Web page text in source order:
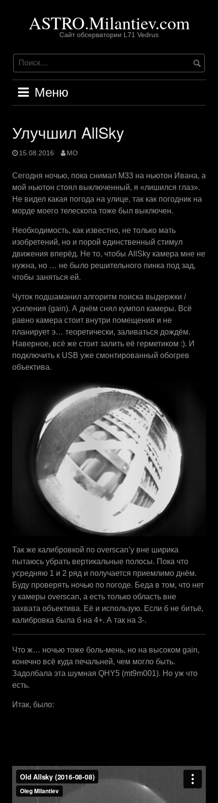
содержимомуASTRO.Milantiev.com
Сайт обсерватории L71 Vedrus
Меню
Улучшил AllSky
15.08.2016 MO
Сегодня ночью, пока снимал М33 на ньютон Ивана, а
мой ньютон стоял выключенный, я «лишился глаз».
Не видел какая погода на улице, так как погодник на
морде моего телескопа тоже был выключен.
Необходимость, как известно, не только мать
изобретений, но и порой единственный стимул
движения вперёд. Не то, чтобы AllSky камера мне не
нужна, но … не было решительного пинка под зад,
чтобы заняться ей.
Чуток подшаманил алгоритм поиска выдержки /
усиления (gain). А днём снял кумпол камеры. Всё
равно камера стоит внутри помещения и не
планирует э… теоретически, заливаться дождём.
Наверное, всё же стоит залить её герметиком :). И
подключить к USB уже смонтированный обогрев
объектива.
Так же калибровкой по overscan’у вне ширика
пытаюсь убрать вертикальные полосы. Пока что
усредняю 1 и 2 ряд и получается приемлимо днём.
Буду проверять ночью по погоде. Беда в том, что нет
у камеры overscan, а есть только область вне
захвата объектива. Её и использую. Если б не битьё,
калибровка была б на 4+. А так на 3-.
Что ж… ночью тоже боль-мень, но на высоком gain,
конечно всё куда печальней, чем могло быть.
Задолбала эта шумная QHY5 (mt9m001). Но уж что
есть.
Итак, было: